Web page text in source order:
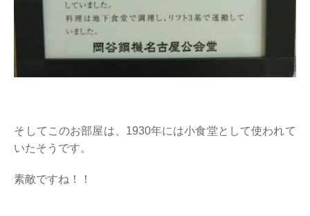
そしてこのお部屋は、1930年には小食堂として使われて
いたそうです。
素敵ですね！！